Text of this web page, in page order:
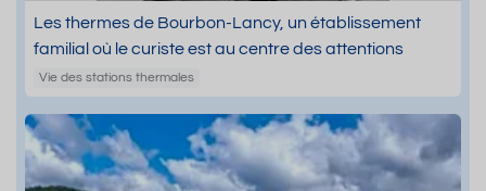
Les thermes de Bourbon-Lancy, un établissement
familial où le curiste est au centre des attentions
Vie des stations thermales